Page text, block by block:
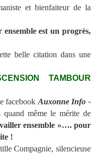
et bienfaiteur de la
est un progrès,
belle citation dans une
TAMBOUR
facebook Auxonne Info -
même le mérite de
ensemble »…. pour
!
Compagnie, silencieuse